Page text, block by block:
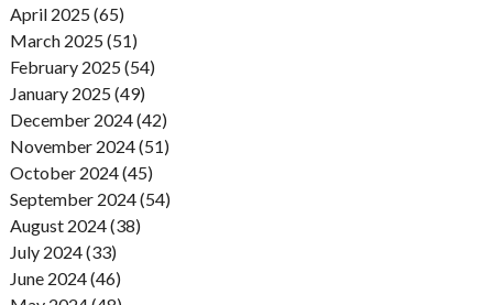
April 2025 (65)
March 2025 (51)
February 2025 (54)
January 2025 (49)
December 2024 (42)
November 2024 (51)
October 2024 (45)
September 2024 (54)
August 2024 (38)
July 2024 (33)
June 2024 (46)